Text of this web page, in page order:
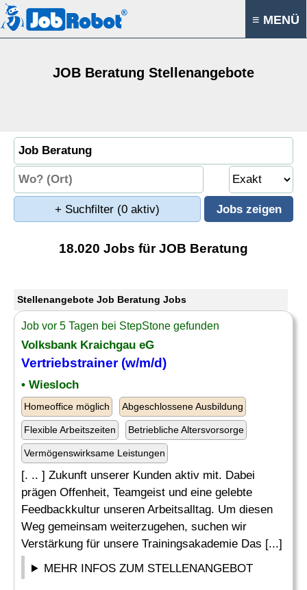
≡ MENÜ
JOB Beratung Stellenangebote
+ Suchfilter (0 aktiv)
18.020 Jobs für JOB Beratung
Stellenangebote Job Beratung Jobs
Job vor 5 Tagen bei StepStone gefunden
Volksbank Kraichgau eG
Vertriebstrainer (w/m/d)
• Wiesloch
Homeoffice möglich Abgeschlossene Ausbildung
Flexible Arbeitszeiten Betriebliche Altersvorsorge
Vermögenswirksame Leistungen
[. .. ] Zukunft unserer Kunden aktiv mit. Dabei
prägen Offenheit, Teamgeist und eine gelebte
Feedbackkultur unseren Arbeitsalltag. Um diesen
Weg gemeinsam weiterzugehen, suchen wir
Verstärkung für unsere Trainingsakademie Das [...]
MEHR INFOS ZUM STELLENANGEBOT